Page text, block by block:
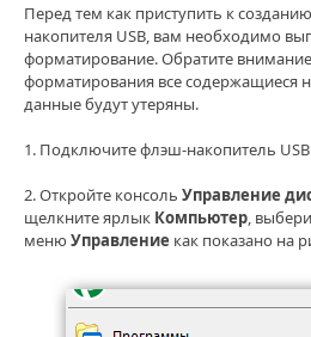
Перед тем как приступить к
накопителя USB, вам необходимо
форматирование. Обратите
форматирования все содержащиеся
данные будут утеряны.
1. Подключите флэш-накопитель
2. Откройте консоль Управление
щелкните ярлык Компьютер ,
менюУправление как показано на